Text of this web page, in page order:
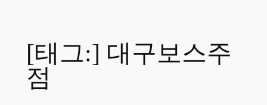
[태그:] 대구보스주
점